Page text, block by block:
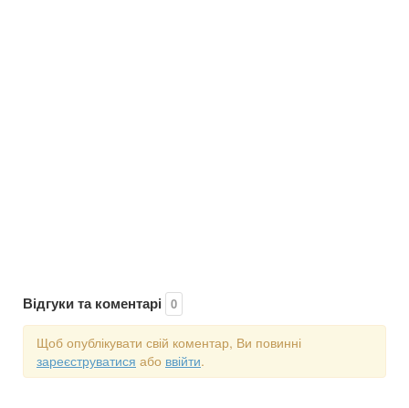
Відгуки та коментарі 0
Щоб опублікувати свій коментар, Ви повинні
зареєструватися або ввійти.